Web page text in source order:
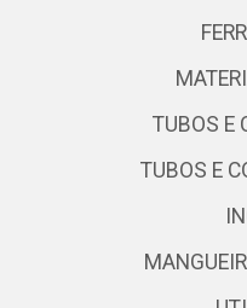
TUBOS E
TUBOS E